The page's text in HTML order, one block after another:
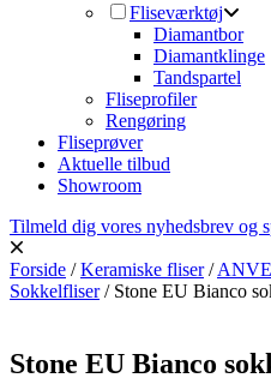
Fliseværktøj
Diamantbor
Diamantklinge
Tandspartel
Fliseprofiler
Rengøring
Fliseprøver
Aktuelle tilbud
Showroom
Tilmeld dig vores nyhedsbrev og
Forside /Keramiske fliser/
Sokkelfliser/ Stone EU Bianco
Stone EU Bianco